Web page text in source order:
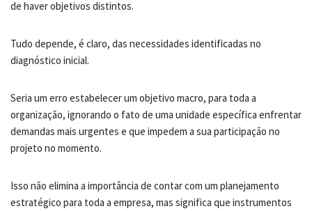
de haver objetivos distintos.
Tudo depende, é claro, das necessidades identificadas no
diagnóstico inicial.
Seria um erro estabelecer um objetivo macro, para toda a
organização, ignorando o fato de uma unidade específica enfrentar
demandas mais urgentes e que impedem a sua participação no
projeto no momento.
Isso não elimina a importância de contar com um planejamento
estratégico para toda a empresa, mas significa que instrumentos